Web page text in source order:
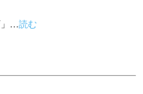
」…読む